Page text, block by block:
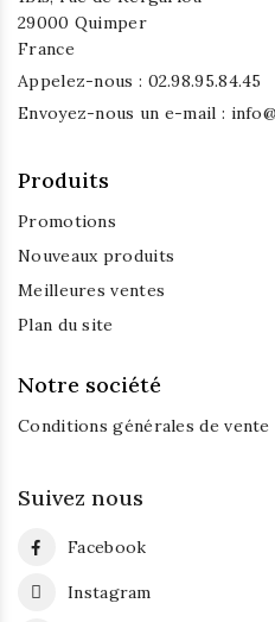
29000 Quimper
France
Appelez-nous : 02.98.95.84.45
Envoyez-nous un e-mail :
Produits
Promotions
Nouveaux produits
Meilleures ventes
Plan du site
Notre société
Conditions générales de vente
Suivez nous
Facebook
Instagram